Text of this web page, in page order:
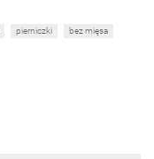
pierniczki
bez mięsa